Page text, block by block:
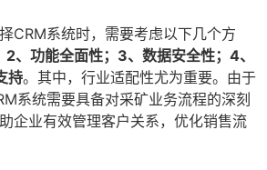
CRM系统时，需要考虑以下几个方
2、功能全面性；3、数据安全性；4、
持。其中，行业适配性尤为重要。由于
系统需要具备对采矿业务流程的深刻
企业有效管理客户关系，优化销售流